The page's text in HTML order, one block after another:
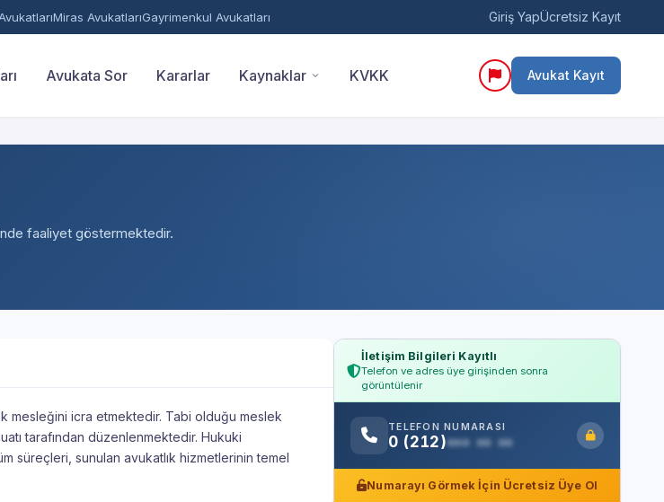
Miras AvukatlarıGayrimenkul Avukatları Giriş YapÜcretsiz Kayıt
Avukata Sor Kararlar Kaynaklar KVKK Avukat Kayıt
faaliyet göstermektedir.
mesleğini icra etmektedir. Tabi olduğu meslek
tarafından düzenlenmektedir. Hukuki
süreçleri, sunulan avukatlık hizmetlerinin temel
İletişim Bilgileri Kayıtlı
Telefon ve adres üye girişinden sonra
görüntülenir
TELEFON NUMARASI
0 (212)••• •• ••
Numarayı Görmek İçin Ücretsiz Üye Ol